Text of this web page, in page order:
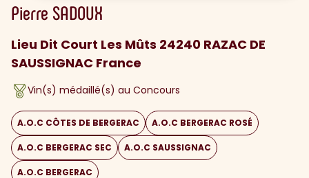
Pierre SADOUX
Lieu Dit Court Les Mûts 24240 RAZAC DE
SAUSSIGNAC France
Vin(s) médaillé(s) au Concours
A.O.C CÔTES DE BERGERAC A.O.C BERGERAC ROSÉ
A.O.C BERGERAC SEC A.O.C SAUSSIGNAC
A.O.C BERGERAC